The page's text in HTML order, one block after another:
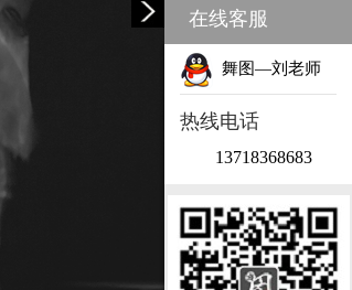
在线客服
舞图—刘老师
热线电话
13718368683